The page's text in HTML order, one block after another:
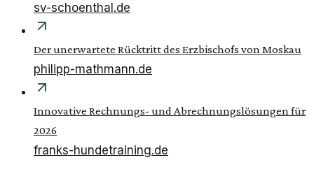
sv-schoenthal.de
Der unerwartete Rücktritt des Erzbischofs von Moskau
philipp-mathmann.de
Innovative Rechnungs- und Abrechnungslösungen für
2026
franks-hundetraining.de